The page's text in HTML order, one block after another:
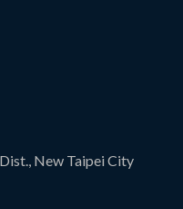
New Taipei City